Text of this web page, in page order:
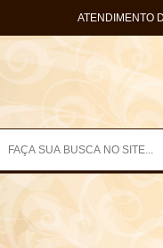
ATENDIMENTO